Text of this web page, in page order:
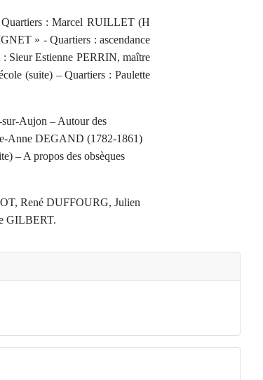
: Marcel RUILLET (H
» - Quartiers : ascendance
Sieur Estienne PERRIN, maître
(suite) – Quartiers : Paulette
sur-Aujon – Autour des
Anne DEGAND (1782-1861)
– A propos des obsèques
René DUFFOURG, Julien
GILBERT.